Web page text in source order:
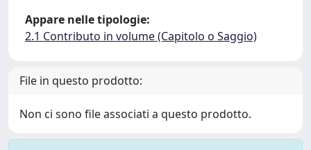
Appare nelle tipologie:
2.1 Contributo in volume (Capitolo o Saggio)
File in questo prodotto:
Non ci sono file associati a questo prodotto.